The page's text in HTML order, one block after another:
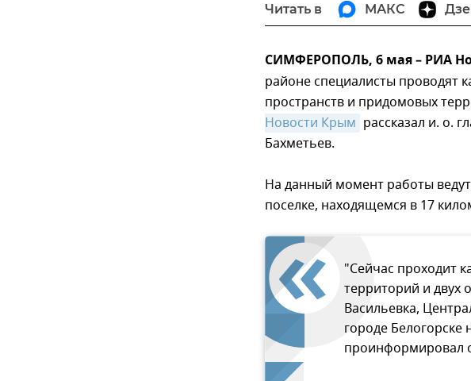
Читать в МАКС
СИМФЕРОПОЛЬ, 6 мая – РИА
районе специалисты проводят
пространств и придомовых
Новости Крым рассказал и. о.
Бахметьев.
На данный момент работы
поселке, находящемся в 17
"Сейчас проходит
территорий и двух
Васильевка,
городе Белогорске
проинформировал